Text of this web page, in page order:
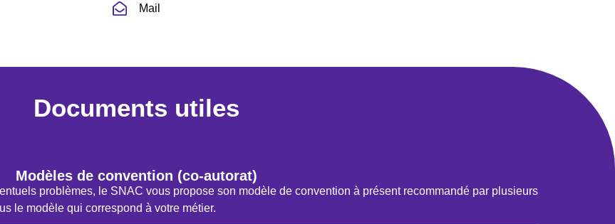
Mail
Documents utiles
Modèles de convention (co-autorat)
problèmes, le SNAC vous propose son modèle de convention à présent recommandé par plusieurs
le modèle qui correspond à votre métier.